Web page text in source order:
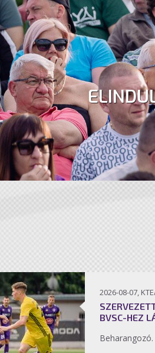
2026-08-07,
BVSC-HEZ
Beharangozó.